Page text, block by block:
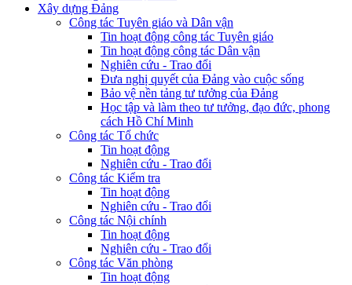
Xây dựng Đảng
Công tác Tuyên giáo và Dân vận
Tin hoạt động công tác Tuyên giáo
Tin hoạt động công tác Dân vận
Nghiên cứu - Trao đổi
Đưa nghị quyết của Đảng vào cuộc sống
Bảo vệ nền tảng tư tưởng của Đảng
Học tập và làm theo tư tưởng, đạo đức, phong
cách Hồ Chí Minh
Công tác Tổ chức
Tin hoạt động
Nghiên cứu - Trao đổi
Công tác Kiểm tra
Tin hoạt động
Nghiên cứu - Trao đổi
Công tác Nội chính
Tin hoạt động
Nghiên cứu - Trao đổi
Công tác Văn phòng
Tin hoạt động